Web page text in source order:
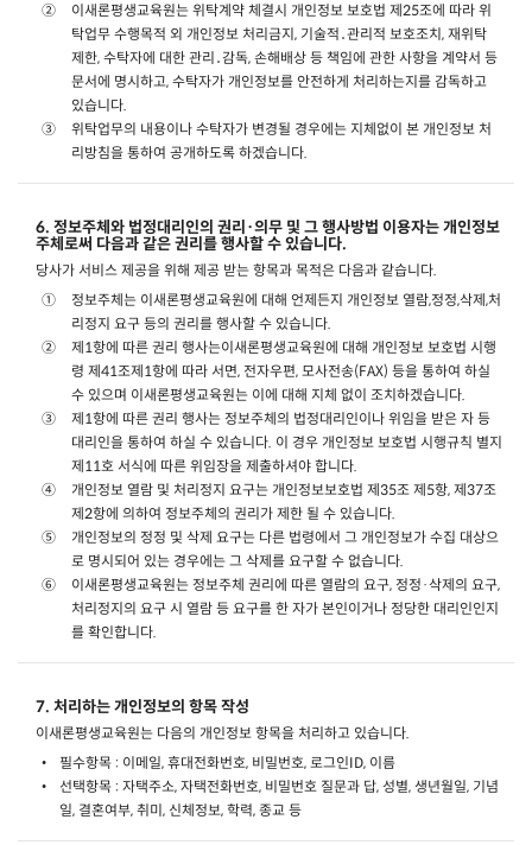
이새론평생교육원는 위탁계약 체결시 개인정보 보호법 제25조에 따라 위
탁업무 수행목적 외 개인정보 처리금지, 기술적․관리적 보호조치, 재위탁
제한, 수탁자에 대한 관리․감독, 손해배상 등 책임에 관한 사항을 계약서 등
문서에 명시하고, 수탁자가 개인정보를 안전하게 처리하는지를 감독하고
있습니다.
위탁업무의 내용이나 수탁자가 변경될 경우에는 지체없이 본 개인정보 처
리방침을 통하여 공개하도록 하겠습니다.
6. 정보주체와 법정대리인의 권리·의무 및 그 행사방법 이용자는 개인정보
주체로써 다음과 같은 권리를 행사할 수 있습니다.
당사가 서비스 제공을 위해 제공 받는 항목과 목적은 다음과 같습니다.
정보주체는 이새론평생교육원에 대해 언제든지 개인정보 열람,정정,삭제,처
리정지 요구 등의 권리를 행사할 수 있습니다.
제1항에 따른 권리 행사는이새론평생교육원에 대해 개인정보 보호법 시행
령 제41조제1항에 따라 서면, 전자우편, 모사전송(FAX) 등을 통하여 하실
수 있으며 이새론평생교육원는 이에 대해 지체 없이 조치하겠습니다.
제1항에 따른 권리 행사는 정보주체의 법정대리인이나 위임을 받은 자 등
대리인을 통하여 하실 수 있습니다. 이 경우 개인정보 보호법 시행규칙 별지
제11호 서식에 따른 위임장을 제출하셔야 합니다.
개인정보 열람 및 처리정지 요구는 개인정보보호법 제35조 제5항, 제37조
제2항에 의하여 정보주체의 권리가 제한 될 수 있습니다.
개인정보의 정정 및 삭제 요구는 다른 법령에서 그 개인정보가 수집 대상으
로 명시되어 있는 경우에는 그 삭제를 요구할 수 없습니다.
이새론평생교육원는 정보주체 권리에 따른 열람의 요구, 정정·삭제의 요구,
처리정지의 요구 시 열람 등 요구를 한 자가 본인이거나 정당한 대리인인지
를 확인합니다.
7. 처리하는 개인정보의 항목 작성
이새론평생교육원는 다음의 개인정보 항목을 처리하고 있습니다.
필수항목 : 이메일, 휴대전화번호, 비밀번호, 로그인ID, 이름
선택항목 : 자택주소, 자택전화번호, 비밀번호 질문과 답, 성별, 생년월일, 기념
일, 결혼여부, 취미, 신체정보, 학력, 종교 등